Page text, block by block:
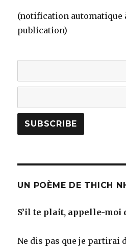
(notification automatique
publication)
UN POÈME DE THICH
S’il te plait, appelle-moi
Ne dis pas que je partirai